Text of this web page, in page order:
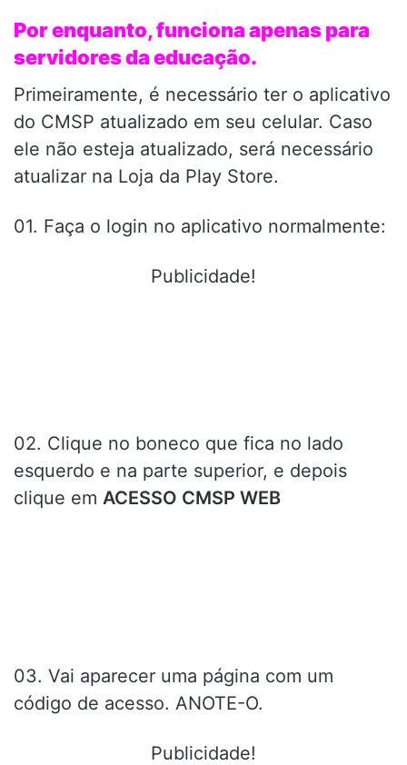
Por enquanto, funciona apenas para
servidores da educação.
Primeiramente, é necessário ter o aplicativo
do CMSP atualizado em seu celular. Caso
ele não esteja atualizado, será necessário
atualizar na Loja da Play Store.
01. Faça o login no aplicativo normalmente:
Publicidade!
02. Clique no boneco que fica no lado
esquerdo e na parte superior, e depois
clique em ACESSO CMSP WEB
03. Vai aparecer uma página com um
código de acesso. ANOTE-O.
Publicidade!